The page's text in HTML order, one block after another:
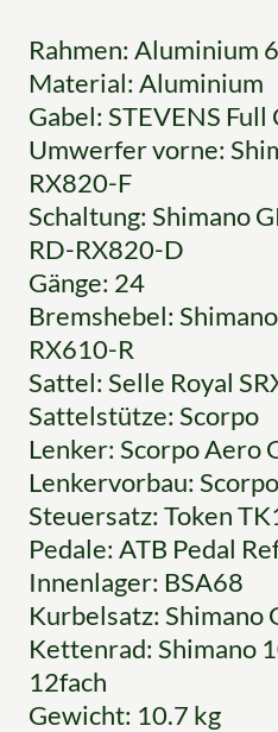
Rahmen: Aluminium
Material: Aluminium
Gabel: STEVENS Full
Umwerfer vorne:
RX820-F
Schaltung: Shimano
RD-RX820-D
Gänge: 24
Bremshebel:
RX610-R
Sattel: Selle Royal
Sattelstütze: Scorpo
Lenker: Scorpo Aero
Lenkervorbau: Scorpo
Steuersatz: Token
Pedale: ATB Pedal
Innenlager: BSA68
Kurbelsatz: Shimano
Kettenrad: Shimano
12fach
Gewicht: 10.7 kg